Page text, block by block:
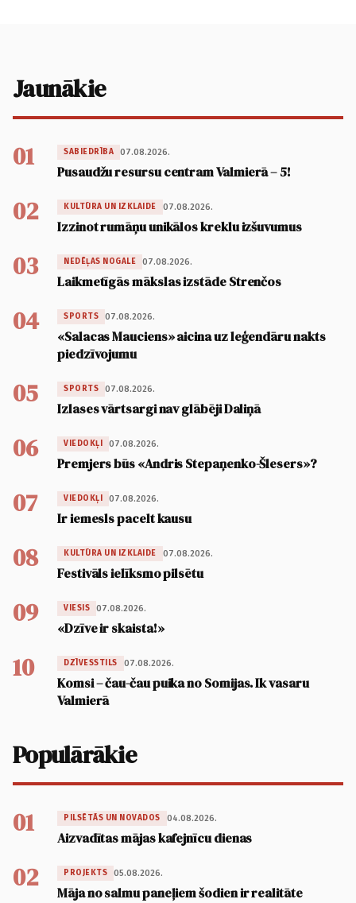
Jaunākie
01 SABIEDRĪBA 07.08.2026.
Pusaudžu resursu centram Valmierā – 5!
02 KULTŪRA UN IZKLAIDE 07.08.2026.
Izzinot rumāņu unikālos kreklu izšuvumus
03 NEDĒĻAS NOGALE 07.08.2026.
Laikmetīgās mākslas izstāde Strenčos
04 SPORTS 07.08.2026.
«Salacas Mauciens» aicina uz leģendāru nakts
piedzīvojumu
05 SPORTS 07.08.2026.
Izlases vārtsargi nav glābēji Daliņā
06 VIEDOKĻI 07.08.2026.
Premjers būs «Andris Stepaņenko-Šlesers»?
07 VIEDOKĻI 07.08.2026.
Ir iemesls pacelt kausu
08 KULTŪRA UN IZKLAIDE 07.08.2026.
Festivāls ielīksmo pilsētu
09 VIESIS 07.08.2026.
«Dzīve ir skaista!»
10 DZĪVESSTILS 07.08.2026.
Komsi – čau-čau puika no Somijas. Ik vasaru
Valmierā
Populārākie
01 PILSĒTĀS UN NOVADOS 04.08.2026.
Aizvadītas mājas kafejnīcu dienas
02 PROJEKTS 05.08.2026.
Māja no salmu paneļiem šodien ir realitāte